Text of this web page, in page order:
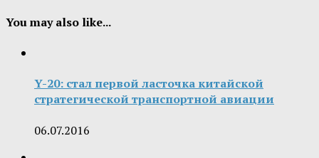
You may also like...
Y-20: стал первой ласточка китайской
стратегической транспортной авиации
06.07.2016